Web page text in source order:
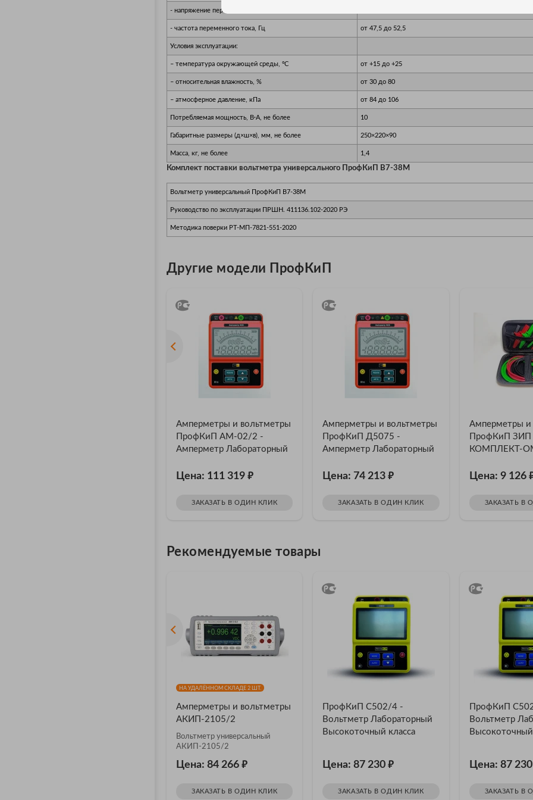
- напряжение переменного тока , В
- частота переменного тока, Гц от 47,5 до 52,5
Условия эксплуатации:
– температура окружающей среды, ºС от +15 до +25
– относительная влажность, % от 30 до 80
– атмосферное давление, кПа от 84 до 106
Потребляемая мощность, В·А, не более 10
Габаритные размеры (д×ш×в), мм, не более 250×220×90
Масса, кг, не более 1,4
Комплект поставки вольтметра универсального ПрофКиП В7-38М
Вольтметр универсальный ПрофКиП В7-38М
Руководство по эксплуатации ПРШН. 411136.102-2020 РЭ
Методика поверки РТ-МП-7821-551-2020
Другие модели ПрофКиП
Амперметры и вольтметры
ПрофКиП АМ-02/2 -
Амперметр Лабораторный
0.2)
Цена: 111 319 ₽
ЗАКАЗАТЬ В ОДИН КЛИК
Амперметры и вольтметры
ПрофКиП Д5075 -
Амперметр Лабораторный
0.2)
Цена: 74 213₽
ЗАКАЗАТЬ В ОДИН КЛИК
Амперметры и
ПрофКиП ЗИП
КОМПЛЕКТ-
Цена: 9 126
ЗАКАЗАТЬ В
Рекомендуемые товары
НА УДАЛЁННОМ СКЛАДЕ 2 ШТ.
Амперметры и вольтметры
АКИП-2105/2
Вольтметр универсальный
АКИП-2105/2
Цена: 84 266 ₽
ЗАКАЗАТЬ В ОДИН КЛИК
ПрофКиП С502/4 -
Вольтметр Лабораторный
Высокоточный класса
Цена: 87 230₽
ЗАКАЗАТЬ В ОДИН КЛИК
ПрофКиП
Вольтметр
Высокоточный
Цена: 87 230
ЗАКАЗАТЬ В